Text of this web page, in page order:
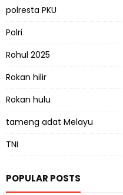
polresta PKU
Polri
Rohul 2025
Rokan hilir
Rokan hulu
tameng adat Melayu
TNI
POPULAR POSTS